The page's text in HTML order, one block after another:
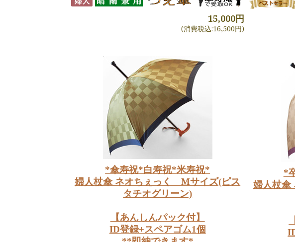
15,000円
(消費税込:16,500円)
*傘寿祝*白寿祝*米寿祝*
婦人杖傘 ネオちぇっく Mサイズ(ピス
タチオグリーン)
【あんしんパック付】
ID登録+スペアゴム1個
*
婦人杖